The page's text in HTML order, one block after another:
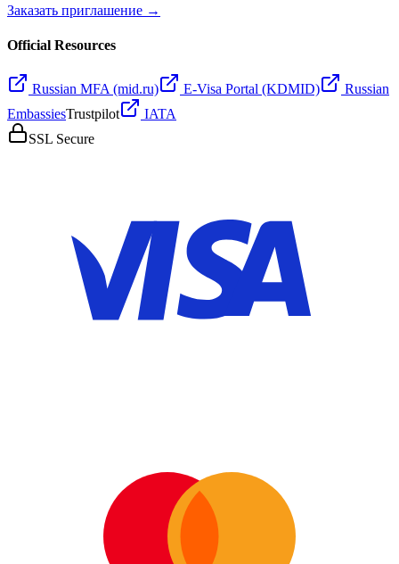
Заказать приглашение →
Official Resources
Russian MFA (mid.ru) E-Visa Portal (KDMID)
Russian
EmbassiesTrustpilot
IATA
SSL Secure